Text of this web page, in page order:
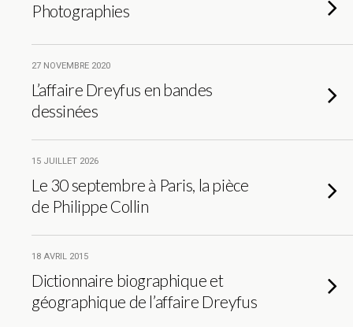
Photographies
27 NOVEMBRE 2020
L’affaire Dreyfus en bandes
dessinées
15 JUILLET 2026
Le 30 septembre à Paris, la pièce
de Philippe Collin
18 AVRIL 2015
Dictionnaire biographique et
géographique de l’affaire Dreyfus